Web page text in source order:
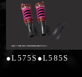
●L575S●L585S